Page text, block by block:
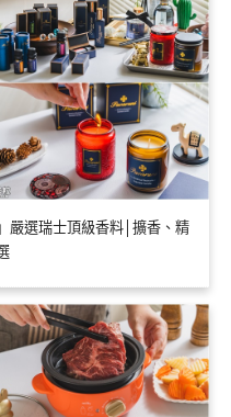
嚴選瑞士頂級香料│擴香、精